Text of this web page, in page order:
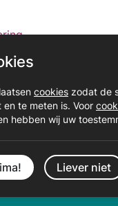
cookies zodat de
en te meten is. Voor
hebben wij uw
Liever niet